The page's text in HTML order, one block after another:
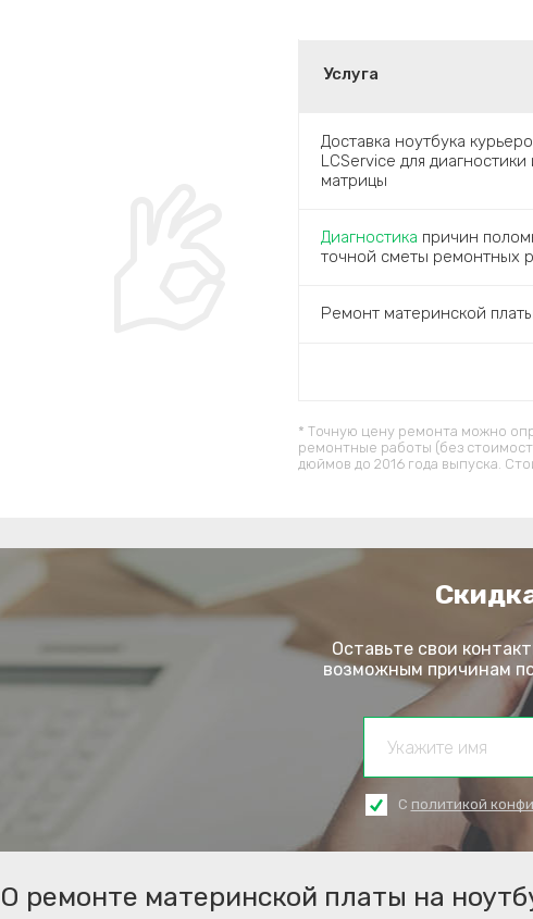
Услуга
Доставка ноутбука
LCService для
матрицы
Диагностика причин
точной сметы ремонтных
Ремонт материнской платы
* Точную цену ремонта можно
ремонтные работы (без
дюймов до 2016 года выпуска.
Оставьте свои
возможным причинам
С политикой
О ремонте материнской платы на